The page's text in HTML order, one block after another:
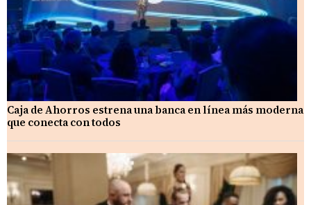
Caja de Ahorros estrena una banca en línea más moderna
que conecta con todos